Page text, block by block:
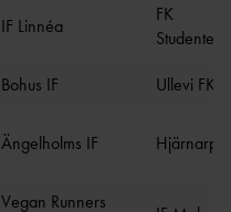
IF Linnéa
FK
Bohus IF
Ullevi FK
Ängelholms IF Hjärnarps
Vegan Runners